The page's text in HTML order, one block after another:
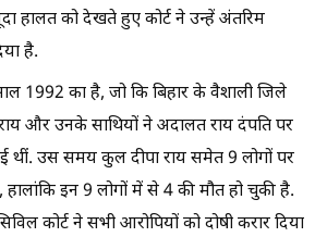
हालत को देखते हुए कोर्ट ने उन्हें अंतरिम
है.
1992 का है, जो कि बिहार के वैशाली जिले
और उनके साथियों ने अदालत राय दंपति पर
थीं. उस समय कुल दीपा राय समेत 9 लोगों पर
हालांकि इन 9 लोगों में से 4 की मौत हो चुकी है.
कोर्ट ने सभी आरोपियों को दोषी करार दिया